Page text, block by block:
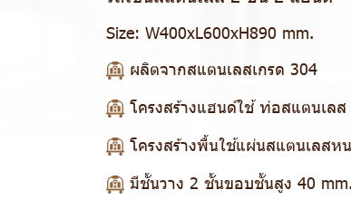
Size: W400xL600xH890 mm.
ผลิตจากสแตนเลสเกรด 304
โครงสร้างแฮนด์ใช้ ท่อสแตนเล
โครงสร้างพื้นใช้แผ่นสแตนเลส
มีชั้นวาง 2 ชั้นขอบชั้นสูง 40